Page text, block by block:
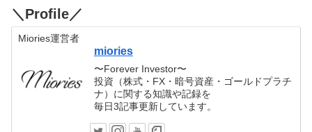
＼Profile／
Miories運営者
miories
〜Forever Investor〜
投資（株式・FX・暗号資産・ゴールドプラチ
ナ）に関する知識や記録を
毎日3記事更新しています。